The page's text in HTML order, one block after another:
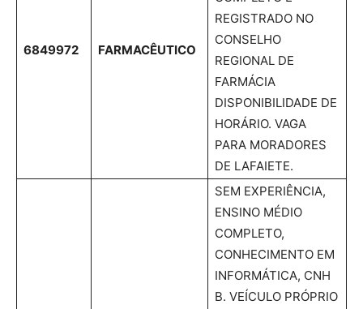
6849972 FARMACÊUTICO
REGISTRADO NO
CONSELHO
REGIONAL DE
FARMÁCIA
DISPONIBILIDADE DE
HORÁRIO. VAGA
PARA MORADORES
DE LAFAIETE.
SEM EXPERIÊNCIA,
ENSINO MÉDIO
COMPLETO,
CONHECIMENTO EM
INFORMÁTICA, CNH
B. VEÍCULO PRÓPRIO